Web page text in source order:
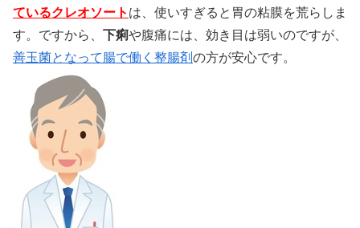
ているクレオソート は、使いすぎると胃の粘膜を荒らしま
す。ですから、 下痢や腹痛には、効き目は弱いのですが、
善玉菌となって腸で働く整腸剤の方が安心です。